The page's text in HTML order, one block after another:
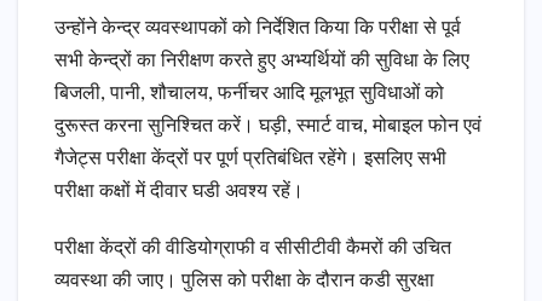
उन्होंने केन्द्र व्यवस्थापकों को निर्देशित किया कि परीक्षा से पूर्व
सभी केन्द्रों का निरीक्षण करते हुए अभ्यर्थियों की सुविधा के लिए
बिजली, पानी, शौचालय, फर्नीचर आदि मूलभूत सुविधाओं को
दुरूस्त करना सुनिश्चित करें। घड़ी, स्मार्ट वाच, मोबाइल फोन एवं
गैजेट्स परीक्षा केंद्रों पर पूर्ण प्रतिबंधित रहेंगे। इसलिए सभी
परीक्षा कक्षों में दीवार घडी अवश्य रहें।
परीक्षा केंद्रों की वीडियोग्राफी व सीसीटीवी कैमरों की उचित
व्यवस्था की जाए। पुलिस को परीक्षा के दौरान कडी सुरक्षा